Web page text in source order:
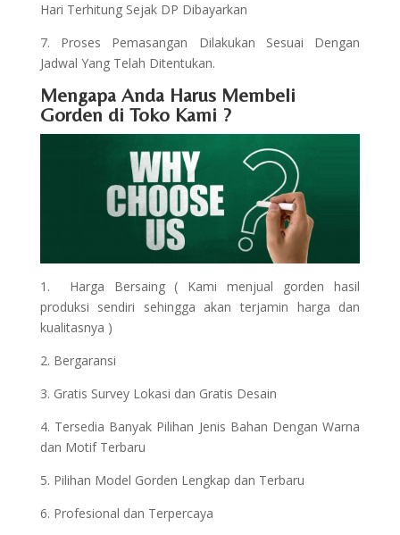
Hari Terhitung Sejak DP Dibayarkan
7. Proses Pemasangan Dilakukan Sesuai Dengan
Jadwal Yang Telah Ditentukan.
Mengapa Anda Harus Membeli
Gorden di Toko Kami ?
1. Harga Bersaing ( Kami menjual gorden hasil
produksi sendiri sehingga akan terjamin harga dan
kualitasnya )
2. Bergaransi
3. Gratis Survey Lokasi dan Gratis Desain
4. Tersedia Banyak Pilihan Jenis Bahan Dengan Warna
dan Motif Terbaru
5. Pilihan Model Gorden Lengkap dan Terbaru
6. Profesional dan Terpercaya